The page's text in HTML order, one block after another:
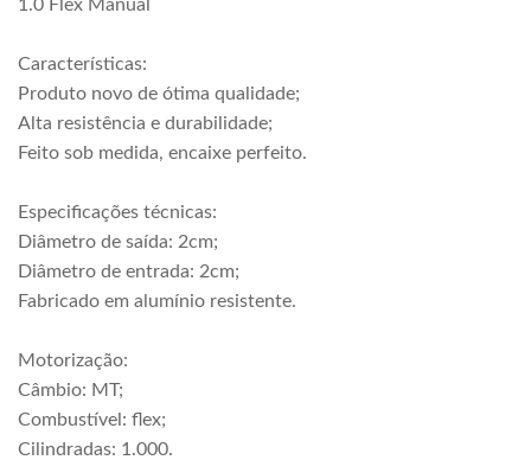
1.0 Flex Manual
Características:
Produto novo de ótima qualidade;
Alta resistência e durabilidade;
Feito sob medida, encaixe perfeito.
Especificações técnicas:
Diâmetro de saída: 2cm;
Diâmetro de entrada: 2cm;
Fabricado em alumínio resistente.
Motorização:
Câmbio: MT;
Combustível: flex;
Cilindradas: 1.000.